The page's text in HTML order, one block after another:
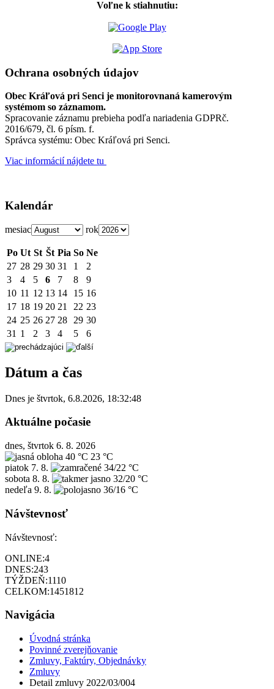
Voľne k stiahnutiu:
Ochrana osobných údajov
Obec Kráľová pri Senci je monitorovnaná kamerovým
systémom so záznamom.
Spracovanie záznamu prebieha podľa nariadenia GDPRč.
2016/679, čl. 6 písm. f.
Správca systému: Obec Kráľová pri Senci.
Viac informácií nájdete tu
Kalendár
mesiac rok
Po Ut St Št Pia So Ne
27 28 29 30 31 1
2
3
4 5 6 7 8
9
10 11 12 13 14 15 16
17 18 19 20 21 22 23
24 25 26 27 28 29 30
31 1 2 3 4 5 6
Dátum a čas
Dnes je štvrtok, 6.8.2026, 18:32:48
Aktuálne počasie
dnes, štvrtok 6. 8. 2026
40 °C 23 °C
piatok 7. 8.
34/22 °C
sobota 8. 8.
32/20 °C
nedeľa 9. 8. 36/16 °C
Návštevnosť
Návštevnosť:
ONLINE:4
DNES:243
TÝŽDEŇ:1110
CELKOM:1451812
Navigácia
Úvodná stránka
Povinné zverejňovanie
Zmluvy, Faktúry, Objednávky
Zmluvy
Detail zmluvy 2022/03/004